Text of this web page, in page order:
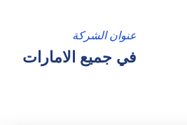
عنوان الشركة
في جميع الامارات